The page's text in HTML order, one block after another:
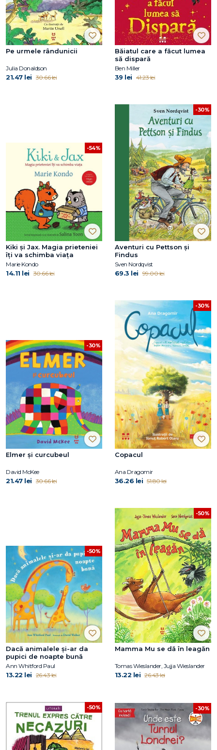
Pe urmele rândunicii
Julia Donaldson
21.47 lei 30.66 lei
Băiatul care a făcut lumea
să dispară
Ben Miller
39 lei 41.23 lei
-54%
Kiki și Jax. Magia prieteniei
îți va schimba viața
Marie Kondo
14.11 lei 30.66 lei
-30%
Aventuri cu Pettson și
Findus
Sven Nordqvist
69.3 lei 99.00 lei
-30%
Elmer și curcubeul
David McKee
21.47 lei 30.66 lei
-30%
Copacul
Ana Dragomir
36.26 lei 51.80 lei
-50%
Dacă animalele și-ar da
pupici de noapte bună
Ann Whitford Paul
13.22 lei 26.43 lei
-50%
Mamma Mu se dă în leagăn
Tomas Wieslander, Jujja Wieslander
13.22 lei 26.43 lei
-50% -30%